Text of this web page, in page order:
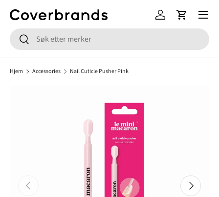
HOPP TIL INNHOLD
Søk
Søk
Logg innHandlekurv
Meny
Hjem Accessories Nail Cuticle Pusher Pink
FORRIGE NESTE